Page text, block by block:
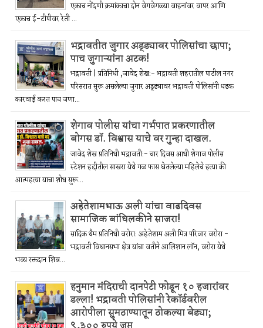
एकाच नोंदणी क्रमांकाचा दोन वेगवेगळ्या वाहनांवर वापर आणि
एकाच ई-टीपीवर रेती ...
भद्रावतीत जुगार अड्ड्यावर पोलिसांचा छापा;
पाच जुगाऱ्यांना अटक!
भद्रावती | प्रतिनिधी ,जावेद शेख:- भद्रावती शहरातील पाटील नगर
परिसरात सुरू असलेल्या जुगार अड्ड्यावर भद्रावती पोलिसांनी धडक
कारवाई करत पाच जणा...
शेगाव पोलीस यांचा गर्भपात प्रकरणातील
बोगस डॉ. विश्वास याचे वर गुन्हा दाखल.
जावेद शेख प्रतिनिधी भद्रावती:- चार दिवस आधी शेगाव पोलीस
स्टेशन हद्दीतील साखरा येथे गळ फास घेतलेल्या महिलेचे हत्या की
आत्महत्या याचा शोध सुरू...
अहेतेशामभाऊ अली यांचा वाढदिवस
सामाजिक बांधिलकीने साजरा!
सादिक थैम प्रतिनिधी वरोरा: अहेतेशाम अली मित्र परिवार वरोरा -
भद्रावती विधानसभा क्षेत्र यांचा वतीने आलिशान लॉन, वरोरा येथे
भव्य रक्तदान शिब...
हनुमान मंदिराची दानपेटी फोडून १० हजारांवर
डल्ला! भद्रावती पोलिसांनी रेकॉर्डवरील
आरोपीला सुमठाण्यातून ठोकल्या बेड्या;